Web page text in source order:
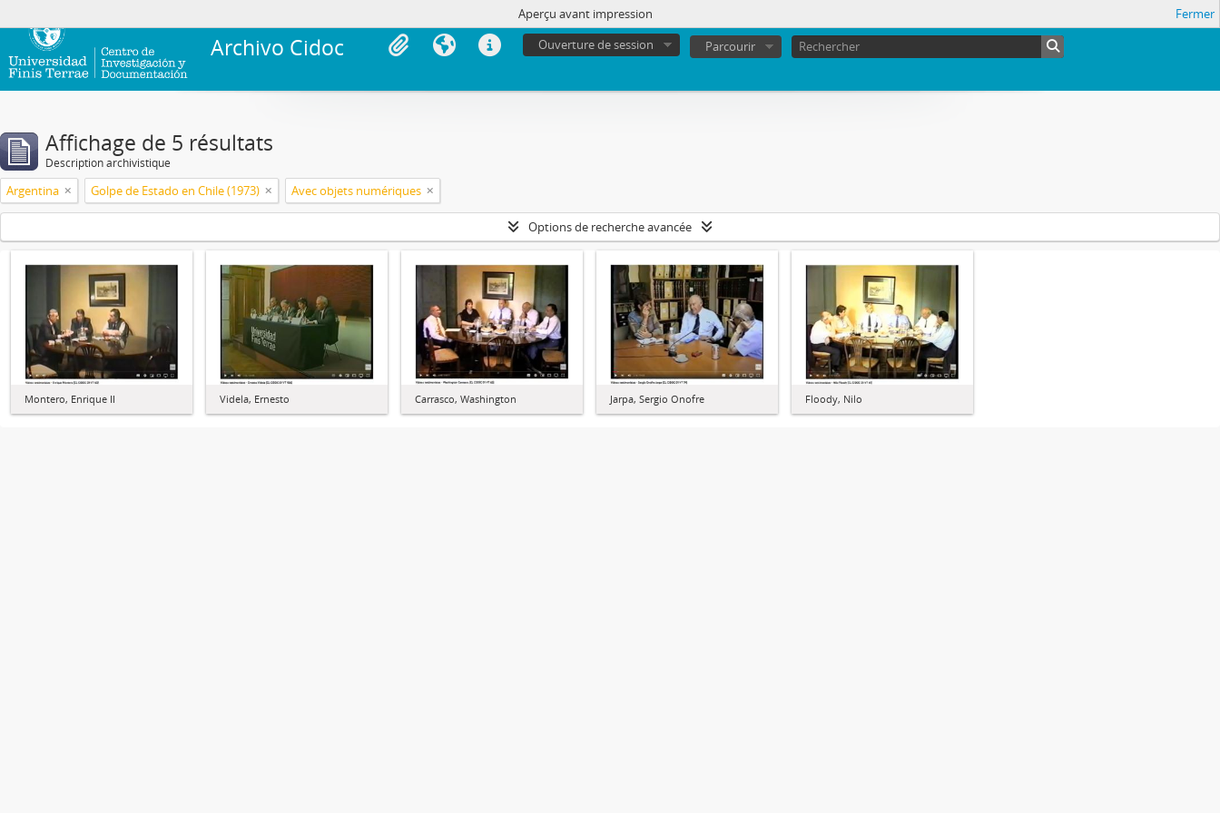
Archivo Cidoc Ouverture de session Parcourir
Aperçu avant impression Fermer
Affichage de 5 résultats
Description archivistique
Argentina Golpe de Estado en Chile (1973) Avec objets numériques
Options de recherche avancée
Montero, Enrique II Videla, Ernesto Carrasco, Washington Jarpa, Sergio Onofre Floody, Nilo